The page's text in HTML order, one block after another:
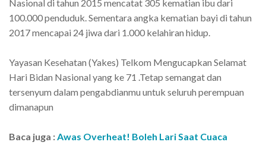
Nasional di tahun 2015 mencatat 305 kematian ibu dari
100.000 penduduk. Sementara angka kematian bayi di tahun
2017 mencapai 24 jiwa dari 1.000 kelahiran hidup.
Yayasan Kesehatan (Yakes) Telkom Mengucapkan Selamat
Hari Bidan Nasional yang ke 71 .Tetap semangat dan
tersenyum dalam pengabdianmu untuk seluruh perempuan
dimanapun
Baca juga :Awas Overheat! Boleh Lari Saat Cuaca